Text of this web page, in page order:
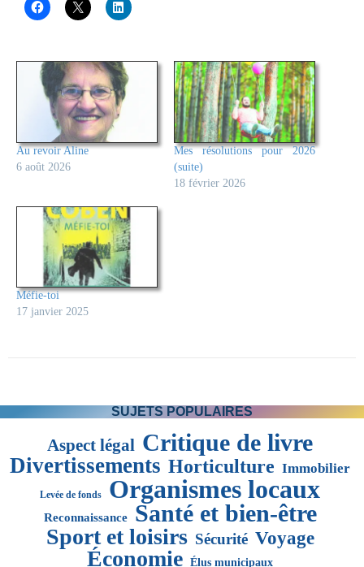
Au revoir Aline
6 août 2026
Mes résolutions pour 2026
(suite)
18 février 2026
Méfie-toi
17 janvier 2025
SUJETS POPULAIRES
Aspect légal Critique de livre
Divertissements Horticulture Immobilier
Levée de fonds Organismes locaux
Reconnaissance Santé et bien-être
Sport et loisirs Sécurité Voyage
Économie Élus municipaux